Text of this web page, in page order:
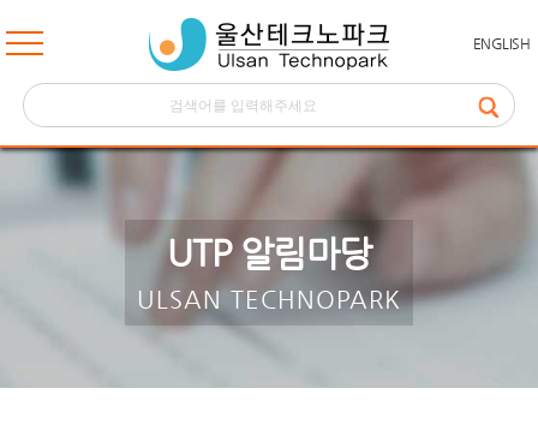
ENGLISH
UTP 알림마당
ULSAN TECHNOPARK